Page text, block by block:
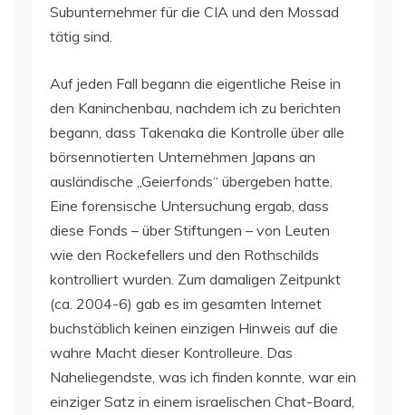
Subunternehmer für die CIA und den Mossad
tätig sind.
Auf jeden Fall begann die eigentliche Reise in
den Kaninchenbau, nachdem ich zu berichten
begann, dass Takenaka die Kontrolle über alle
börsennotierten Unternehmen Japans an
ausländische „Geierfonds“ übergeben hatte.
Eine forensische Untersuchung ergab, dass
diese Fonds – über Stiftungen – von Leuten
wie den Rockefellers und den Rothschilds
kontrolliert wurden. Zum damaligen Zeitpunkt
(ca. 2004-6) gab es im gesamten Internet
buchstäblich keinen einzigen Hinweis auf die
wahre Macht dieser Kontrolleure. Das
Naheliegendste, was ich finden konnte, war ein
einziger Satz in einem israelischen Chat-Board,